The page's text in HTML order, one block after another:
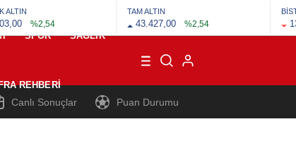
ALTIN
%2,54
TAM ALTIN
43.427,00 %2,54
SPOR SAĞLIK
REHBERI
Canlı Sonuçlar Puan Durumu